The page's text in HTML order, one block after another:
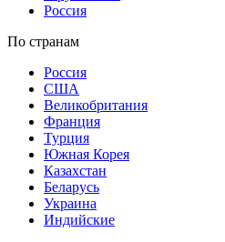
Россия
По странам
Россия
США
Великобритания
Франция
Турция
Южная Корея
Казахстан
Беларусь
Украина
Индийские